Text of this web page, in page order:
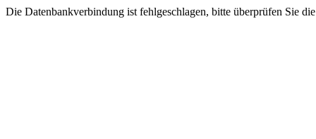
Die Datenbankverbindung ist fehlgeschlagen, bitte überprüfen Sie